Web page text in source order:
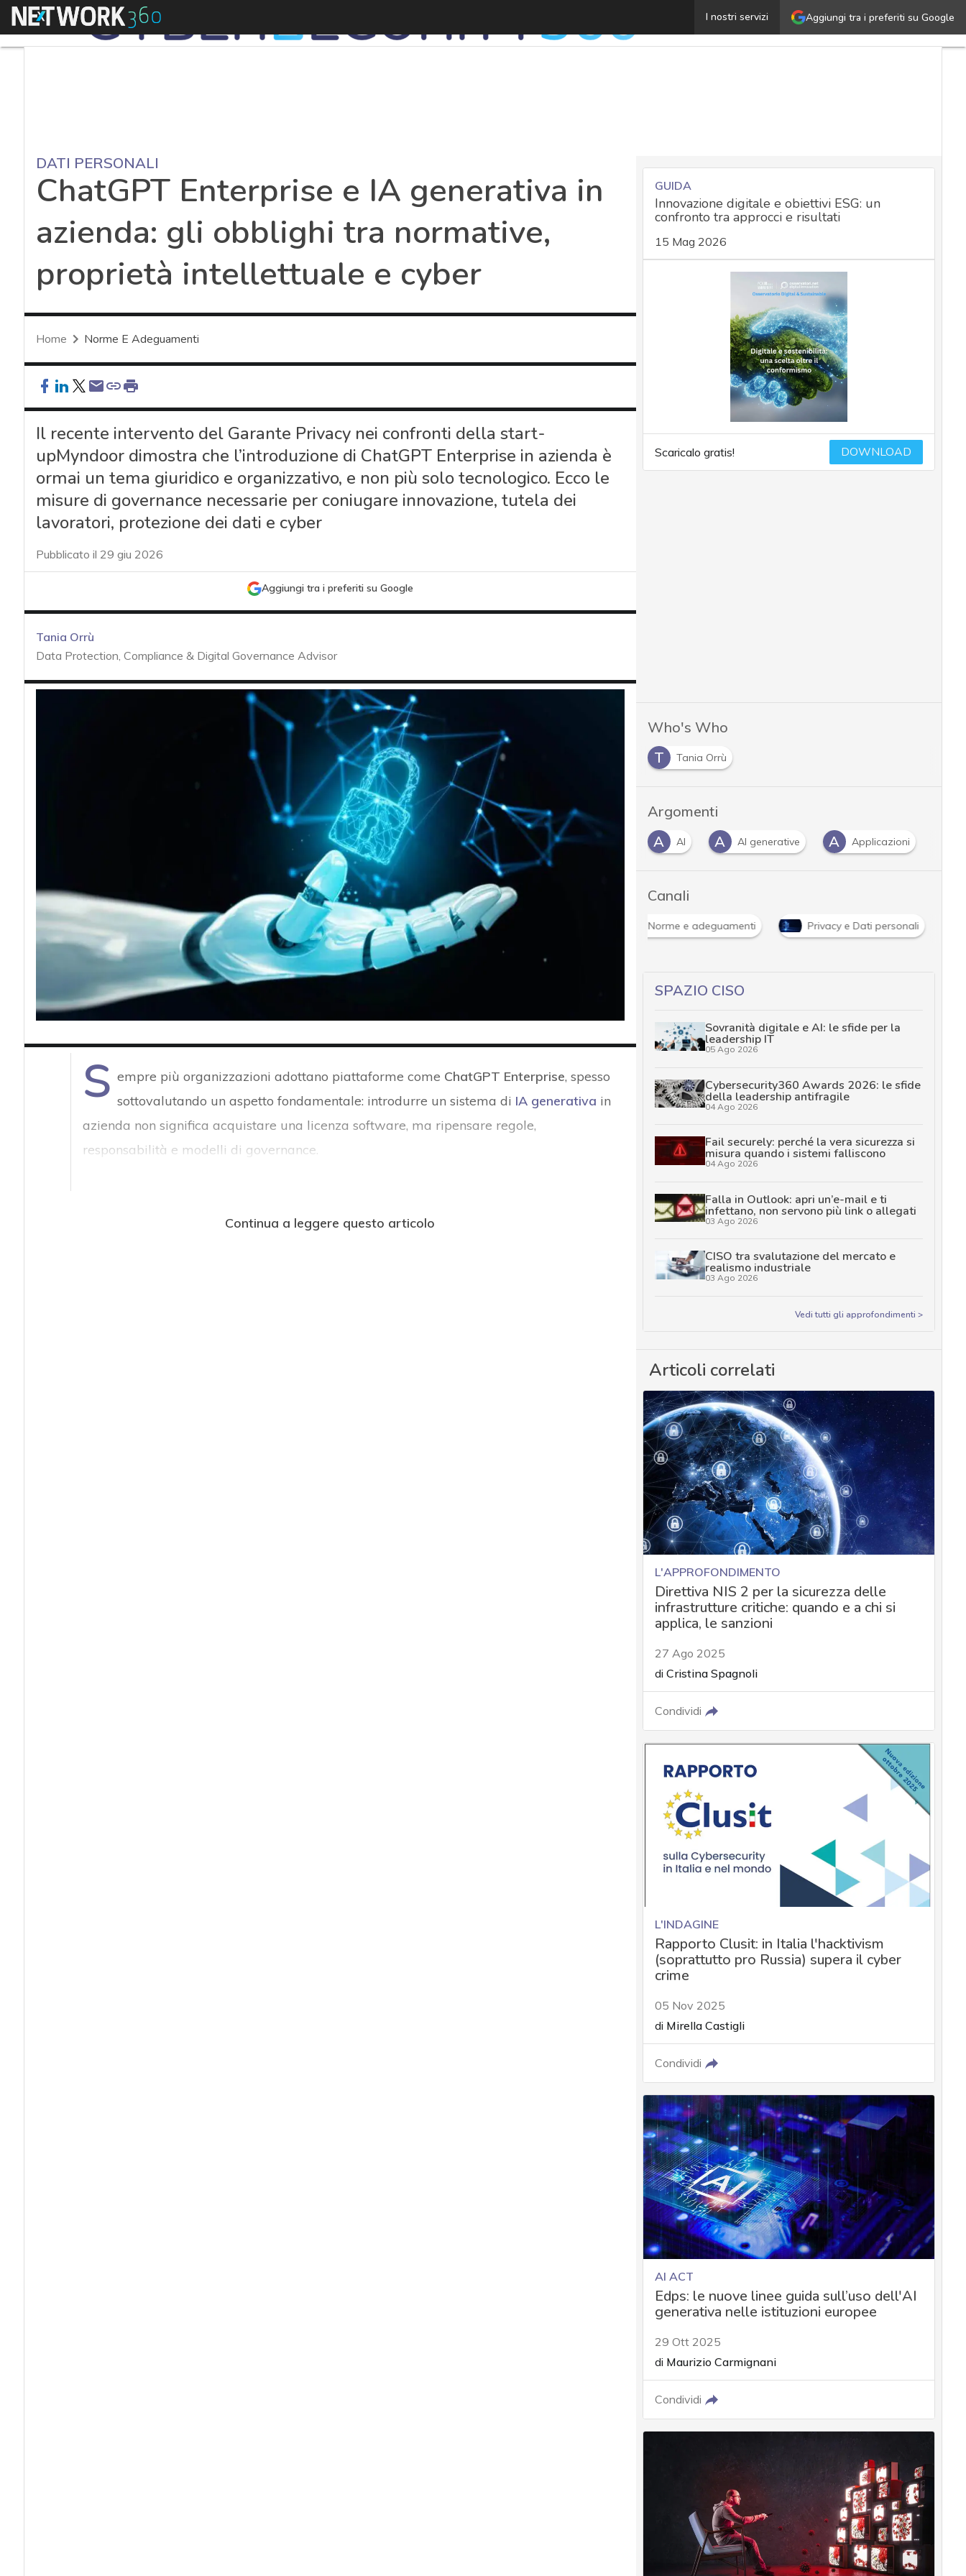
Aggiungi tra i preferiti su Google
I nostri servizi
Menu ChatGPT Enterprise e IA generativa in azienda: gli
DATI PERSONALI
ChatGPT Enterprise e IA generativa in
azienda: gli obblighi tra normative,
proprietà intellettuale e cyber
Home Norme E Adeguamenti
Il recente intervento del Garante Privacy nei confronti della start-
upMyndoor dimostra che l’introduzione di ChatGPT Enterprise in azienda è
ormai un tema giuridico e organizzativo, e non più solo tecnologico. Ecco le
misure di governance necessarie per coniugare innovazione, tutela dei
lavoratori, protezione dei dati e cyber
Pubblicato il 29 giu 2026
Aggiungi tra i preferiti su Google
Tania Orrù
Data Protection, Compliance & Digital Governance Advisor
S empre più organizzazioni adottano piattaforme come ChatGPT Enterprise, spesso
sottovalutando un aspetto fondamentale: introdurre un sistema di IA generativa in
azienda non significa acquistare una licenza software, ma ripensare regole,
responsabilità e modelli di governance.
Continua a leggere questo articolo
GUIDA
Innovazione digitale e obiettivi ESG: un
confronto tra approcci e risultati
15 Mag 2026
Scaricalo gratis! DOWNLOAD
Who's Who
T
Tania Orrù
Argomenti
A
Accountability A AI A AI generative A Applicazioni
Canali
Norme e adeguamenti Privacy e Dati personali
SPAZIO CISO
Sovranità digitale e AI: le sfide per la
leadership IT
05 Ago 2026
Cybersecurity360 Awards 2026: le sfide
della leadership antifragile
04 Ago 2026
Fail securely: perché la vera sicurezza si
misura quando i sistemi falliscono
04 Ago 2026
Falla in Outlook: apri un’e-mail e ti
infettano, non servono più link o allegati
03 Ago 2026
CISO tra svalutazione del mercato e
realismo industriale
03 Ago 2026
Vedi tutti gli approfondimenti >
Articoli correlati
L'APPROFONDIMENTO
Direttiva NIS 2 per la sicurezza delle
infrastrutture critiche: quando e a chi si
applica, le sanzioni
27 Ago 2025
di Cristina Spagnoli
Condividi
L'INDAGINE
Rapporto Clusit: in Italia l'hacktivism
(soprattutto pro Russia) supera il cyber
crime
05 Nov 2025
di Mirella Castigli
Condividi
AI ACT
Edps: le nuove linee guida sull’uso dell'AI
generativa nelle istituzioni europee
29 Ott 2025
di Maurizio Carmignani
Condividi